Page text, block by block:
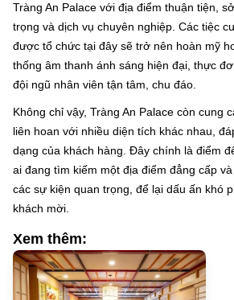
Tràng An Palace với địa điểm thuận tiện,
trọng và dịch vụ chuyên nghiệp. Các tiệc
được tổ chức tại đây sẽ trở nên hoàn mỹ
thống âm thanh ánh sáng hiện đại, thực
đội ngũ nhân viên tận tâm, chu đáo.
Không chỉ vậy, Tràng An Palace còn cung
liên hoan với nhiều diện tích khác nhau,
dạng của khách hàng. Đây chính là điểm
ai đang tìm kiếm một địa điểm đẳng cấp
các sự kiện quan trọng, để lại dấu ấn khó
khách mời.
Xem thêm: